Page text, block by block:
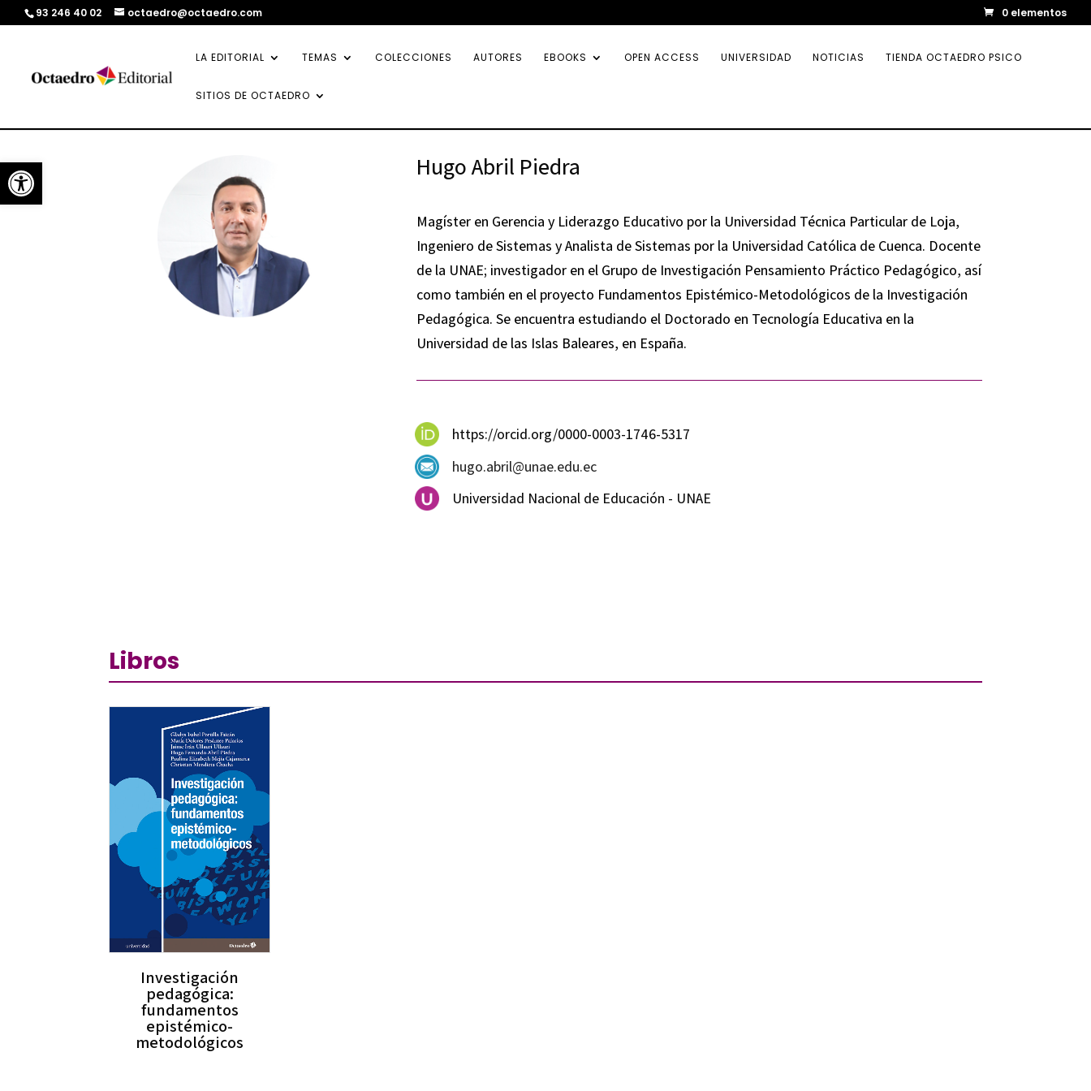
Abrir barra de herramientas
93 246 40 02 octaedro@octaedro.com 0 elementos
LA EDITORIAL TEMAS COLECCIONES AUTORES EBOOKS OPEN ACCESS UNIVERSIDAD NOTICIAS TIENDA OCTAEDRO PSICO
SITIOS DE OCTAEDRO
Hugo Abril Piedra
Magíster en Gerencia y Liderazgo Educativo por la Universidad Técnica Particular de Loja,
Ingeniero de Sistemas y Analista de Sistemas por la Universidad Católica de Cuenca. Docente
de la UNAE; investigador en el Grupo de Investigación Pensamiento Práctico Pedagógico, así
como también en el proyecto Fundamentos Epistémico-Metodológicos de la Investigación
Pedagógica. Se encuentra estudiando el Doctorado en Tecnología Educativa en la
Universidad de las Islas Baleares, en España.
https://orcid.org/0000-0003-1746-5317
hugo.abril@unae.edu.ec
Universidad Nacional de Educación - UNAE
Libros
Investigación
pedagógica:
fundamentos
epistémico-
metodológicos